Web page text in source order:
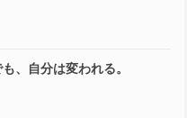
、自分は変われる。